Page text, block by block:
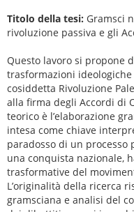
Titolo della tesi: Gramsci
rivoluzione passiva e gli
Questo lavoro si propone
trasformazioni
cosiddetta Rivoluzione
alla firma degli Accordi di
teorico è l’elaborazione
intesa come chiave
paradosso di un processo
una conquista nazionale,
trasformative del
L’originalità della ricerca
gramsciana e analisi del